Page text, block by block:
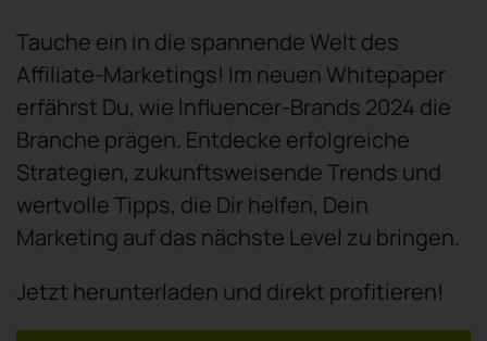
Tauche ein in die spannende Welt des
Affiliate-Marketings! Im neuen Whitepaper
erfährst Du, wie Influencer-Brands 2024 die
Branche prägen. Entdecke erfolgreiche
Strategien, zukunftsweisende Trends und
wertvolle Tipps, die Dir helfen, Dein
Marketing auf das nächste Level zu bringen.
Jetzt herunterladen und direkt profitieren!